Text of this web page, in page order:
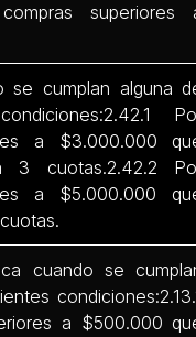
superiores
se cumplan alguna
a $3.000.000
3 cuotas.2.42.2
a $5.000.000
cuando se
a $500.000